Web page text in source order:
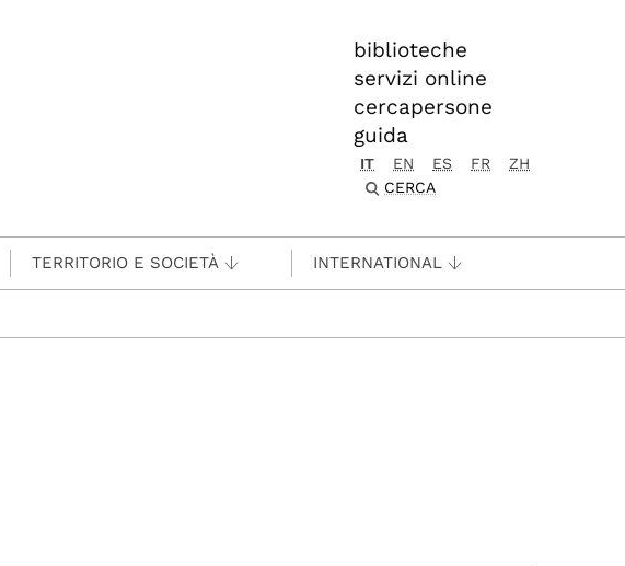
biblioteche
servizi online
cercapersone
guida
IT EN ES FR
ZH
CERCA
TERRITORIO E SOCIETÀ INTERNATIONAL